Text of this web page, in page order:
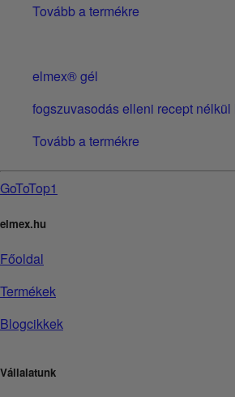
Tovább a termékre
elmex® gél
fogszuvasodás elleni recept
Tovább a termékre
GoToTop1
elmex.hu
Főoldal
Termékek
Blogcikkek
Vállalatunk